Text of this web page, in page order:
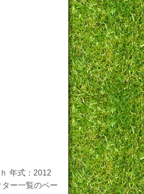
年式：2012
ー一覧のペー